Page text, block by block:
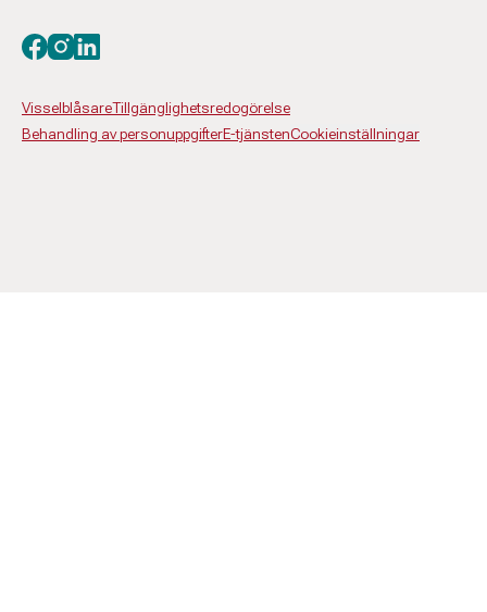
VisselblåsareTillgänglighetsredogörelse
Behandling av personuppgifterE-tjänstenCookieinställningar
Besök oss på facebook
Besök oss på instagram
Besök oss på linkedin